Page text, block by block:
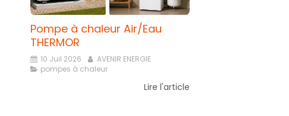
Pompe à chaleur Air/Eau
THERMOR
10 Juil 2026
AVENIR ENERGIE
pompes à chaleur
Lire l'article